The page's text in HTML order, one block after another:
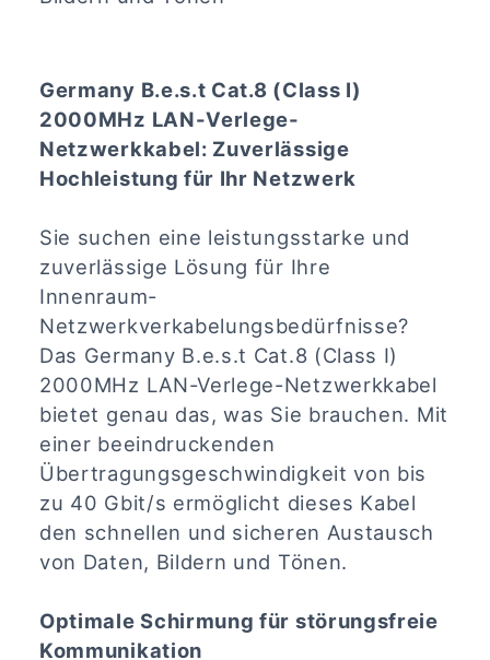
Germany B.e.s.t Cat.8 (Class I)
2000MHz LAN-Verlege-
Netzwerkkabel: Zuverlässige
Hochleistung für Ihr Netzwerk
Sie suchen eine leistungsstarke und
zuverlässige Lösung für Ihre
Innenraum-
Netzwerkverkabelungsbedürfnisse?
Das Germany B.e.s.t Cat.8 (Class I)
2000MHz LAN-Verlege-Netzwerkkabel
bietet genau das, was Sie brauchen. Mit
einer beeindruckenden
Übertragungsgeschwindigkeit von bis
zu 40 Gbit/s ermöglicht dieses Kabel
den schnellen und sicheren Austausch
von Daten, Bildern und Tönen.
Optimale Schirmung für störungsfreie
Kommunikation